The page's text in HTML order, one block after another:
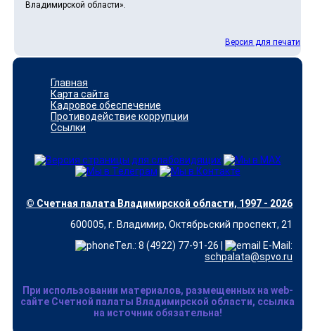
Владимирской области».
Версия для печати
Главная
Карта сайта
Кадровое обеспечение
Противодействие коррупции
Ссылки
© Счетная палата Владимирской области, 1997 - 2026
600005, г. Владимир, Октябрьский проспект, 21
Тел.: 8 (4922) 77-91-26 |
E-Mail:
schpalata@spvo.ru
При использовании материалов, размещенных на web-
сайте Счетной палаты Владимирской области, ссылка
на источник обязательна!